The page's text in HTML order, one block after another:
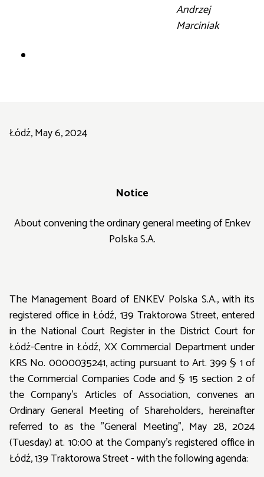
Andrzej
Marciniak
Łódź, May 6, 2024
Notice
About convening the ordinary general meeting of Enkev
Polska S.A.
The Management Board of ENKEV Polska S.A., with its
registered office in Łódź, 139 Traktorowa Street, entered
in the National Court Register in the District Court for
Łódź-Centre in Łódź, XX Commercial Department under
KRS No. 0000035241, acting pursuant to Art. 399 § 1 of
the Commercial Companies Code and § 15 section 2 of
the Company's Articles of Association, convenes an
Ordinary General Meeting of Shareholders, hereinafter
referred to as the "General Meeting", May 28, 2024
(Tuesday) at. 10:00 at the Company's registered office in
Łódź, 139 Traktorowa Street - with the following agenda: